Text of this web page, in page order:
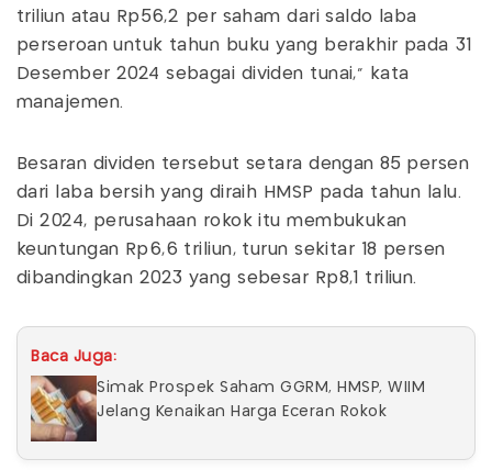
triliun atau Rp56,2 per saham dari saldo laba
perseroan untuk tahun buku yang berakhir pada 31
Desember 2024 sebagai dividen tunai," kata
manajemen.
Besaran dividen tersebut setara dengan 85 persen
dari laba bersih yang diraih HMSP pada tahun lalu.
Di 2024, perusahaan rokok itu membukukan
keuntungan Rp6,6 triliun, turun sekitar 18 persen
dibandingkan 2023 yang sebesar Rp8,1 triliun.
Baca Juga:
Simak Prospek Saham GGRM, HMSP, WIIM
Jelang Kenaikan Harga Eceran Rokok